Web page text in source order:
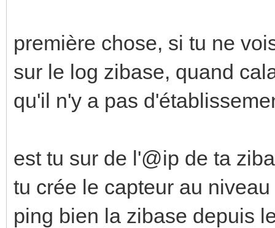
première chose, si tu ne
sur le log zibase, quand
qu'il n'y a pas
est tu sur de l'@ip de ta
tu crée le capteur au
ping bien la zibase depuis